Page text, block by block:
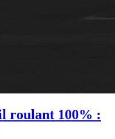
roulant 100% :